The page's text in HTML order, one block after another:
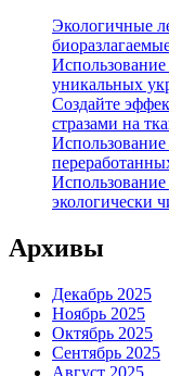
Экологичные
уникальных
Создайте
стразами на
экологически
Архивы
Декабрь 2025
Ноябрь 2025
Октябрь 2025
Сентябрь 2025
Август 2025